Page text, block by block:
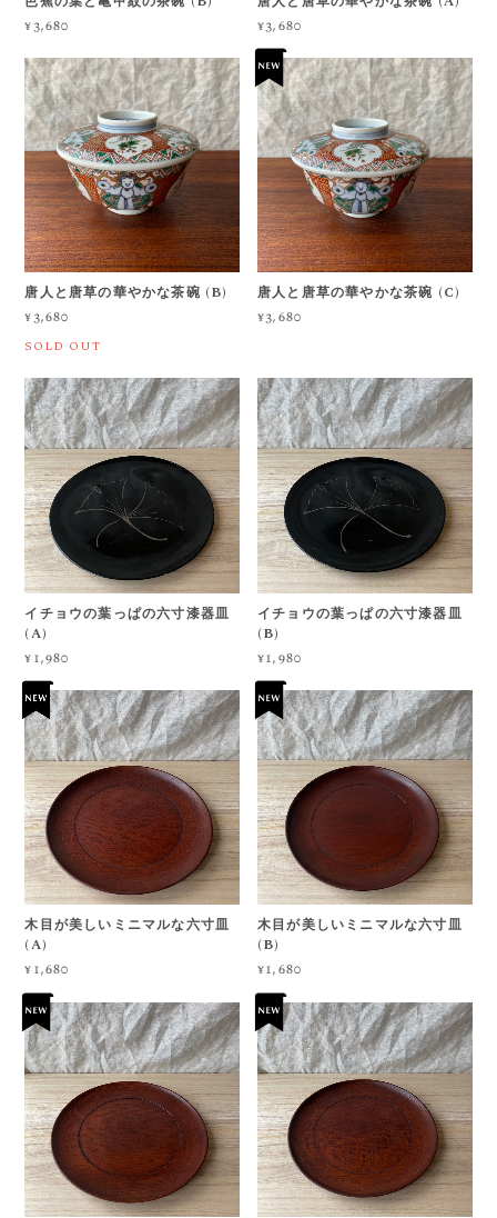
¥3,680
¥3,680
唐人と唐草の華やかな茶碗 (B)
¥3,680
SOLD OUT
唐人と唐草の華やかな茶碗 (C)
¥3,680
イチョウの葉っぱの六寸漆器皿
(A)
¥1,980
イチョウの葉っぱの六寸漆器皿
(B)
¥1,980
木目が美しいミニマルな六寸皿
(A)
¥1,680
木目が美しいミニマルな六寸皿
(B)
¥1,680